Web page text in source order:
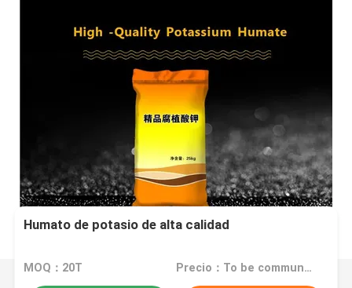
Humato de potasio de alta calidad
MOQ：20T Precio：To be communicated